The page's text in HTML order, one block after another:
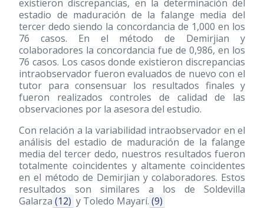
existieron discrepancias, en la determinación del
estadio de maduración de la falange media del
tercer dedo siendo la concordancia de 1,000 en los
76 casos. En el método de Demirjian y
colaboradores la concordancia fue de 0,986, en los
76 casos. Los casos donde existieron discrepancias
intraobservador fueron evaluados de nuevo con el
tutor para consensuar los resultados finales y
fueron realizados controles de calidad de las
observaciones por la asesora del estudio.
Con relación a la variabilidad intraobservador en el
análisis del estadio de maduración de la falange
media del tercer dedo, nuestros resultados fueron
totalmente coincidentes y altamente coincidentes
en el método de Demirjian y colaboradores. Estos
resultados son similares a los de Soldevilla
Galarza (12) y Toledo Mayarí. (9)